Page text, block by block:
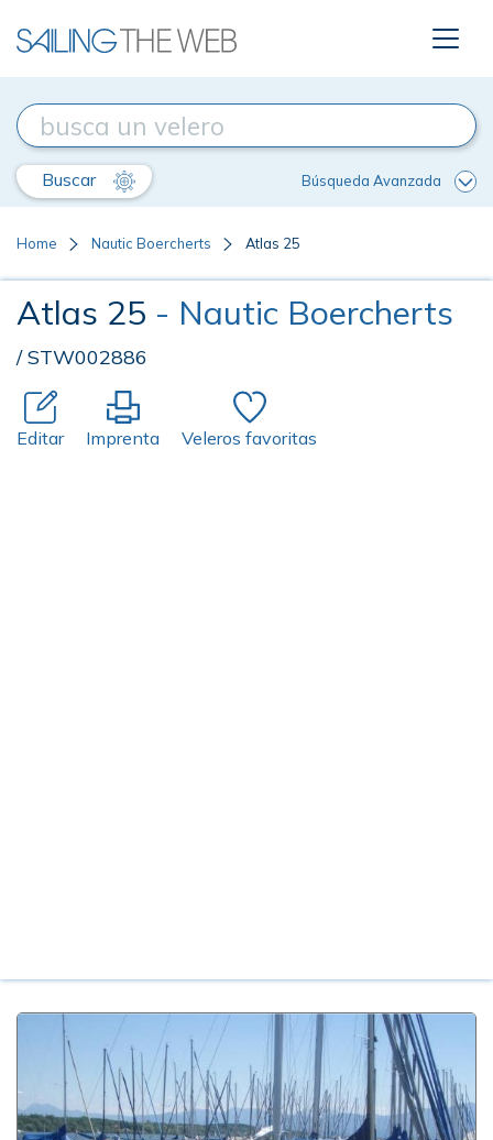
Buscar Búsqueda Avanzada
Home Nautic Boercherts Atlas 25
Atlas 25 - Nautic Boercherts
/ STW002886
Editar Imprenta Veleros favoritas